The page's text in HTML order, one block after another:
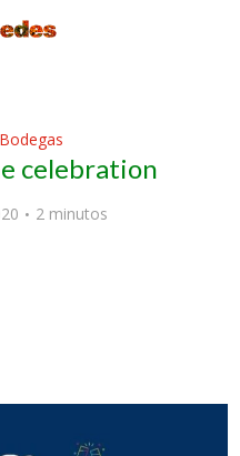
celebration
2 minutos